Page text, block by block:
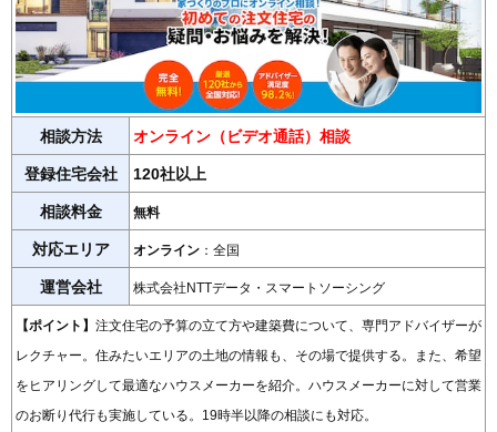
相談方法 オンライン（ビデオ通話）相談
登録住宅会社 120社以上
相談料金 無料
対応エリア オンライン ：全国
運営会社 株式会社NTTデータ・スマートソーシング
【ポイント】 注文住宅の予算の立て方や建築費について、専門アドバイザーが
レクチャー。住みたいエリアの土地の情報も、その場で提供する。また、希望
をヒアリングして最適なハウスメーカーを紹介。ハウスメーカーに対して営業
のお断り代行も実施している。19時半以降の相談にも対応。